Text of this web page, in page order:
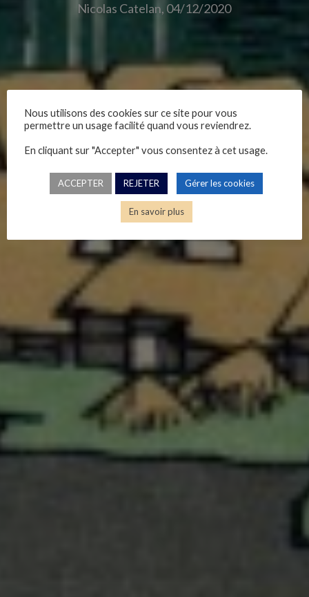
Nicolas Catelan, 04/12/2020
Nous utilisons des cookies sur ce site pour vous
permettre un usage facilité quand vous reviendrez.
En cliquant sur "Accepter" vous consentez à cet usage.
ACCEPTER REJETER Gérer les cookies
En savoir plus